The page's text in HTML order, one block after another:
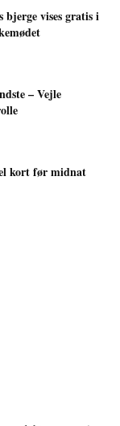
vises gratis i
– Vejle
kort før midnat